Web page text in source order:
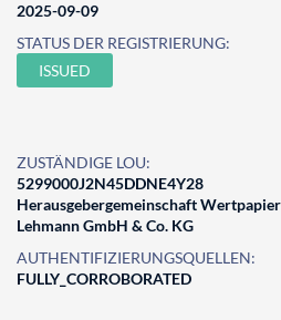
2025-09-09
STATUS DER REGISTRIERUNG:
ISSUED
ZUSTÄNDIGE LOU:
5299000J2N45DDNE4Y28
Herausgebergemeinschaft
Lehmann GmbH & Co. KG
AUTHENTIFIZIERUNGSQUELLEN:
FULLY_CORROBORATED